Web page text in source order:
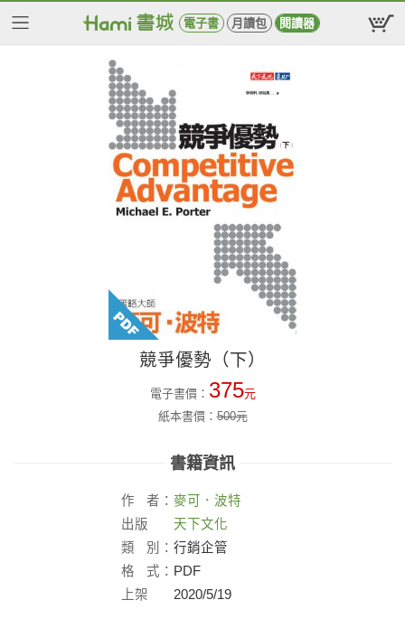
電子書 月讀包 閱讀器
競爭優勢（下）
電子書價： 375元
紙本書價：500元
書籍資訊
作 者： 麥可．波特
出版
社：
天下文化
類
別： 行銷企管
格
式： PDF
上架
2020/5/19